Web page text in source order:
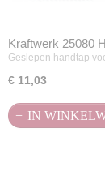
Kraftwerk 25080
Geslepen handtap
€ 11,03
IN